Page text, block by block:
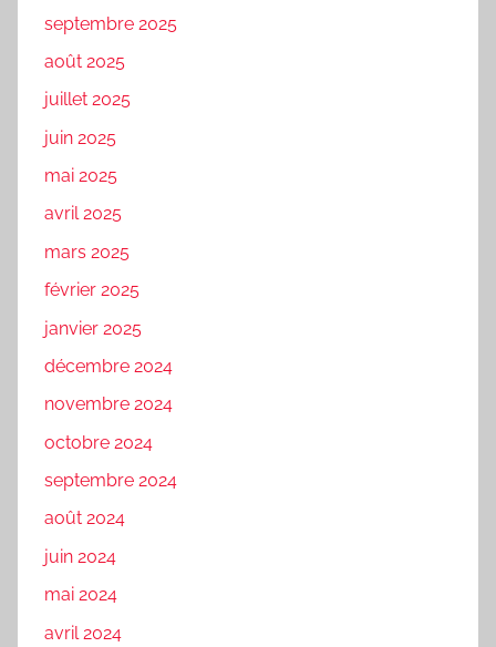
septembre 2025
août 2025
juillet 2025
juin 2025
mai 2025
avril 2025
mars 2025
février 2025
janvier 2025
décembre 2024
novembre 2024
octobre 2024
septembre 2024
août 2024
juin 2024
mai 2024
avril 2024